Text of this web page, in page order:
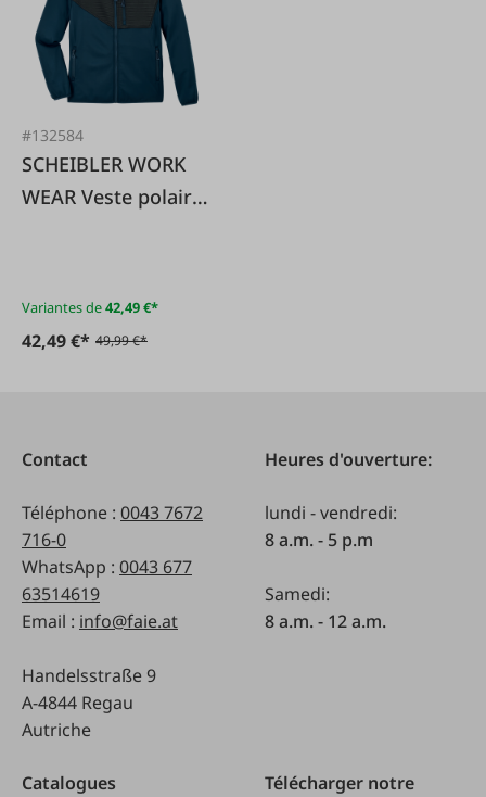
#132584
SCHEIBLER WORK
WEAR Veste polaire
Variantes de42,49 €*
42,49 €* 49,99 €*
Contact
Téléphone : 0043 7672
716-0
WhatsApp : 0043 677
63514619
Email : info@faie.at
Handelsstraße 9
A-4844 Regau
Autriche
Heures d'ouverture:
lundi - vendredi:
8 a.m. - 5 p.m
Samedi:
8 a.m. - 12 a.m.
Catalogues
Télécharger notre